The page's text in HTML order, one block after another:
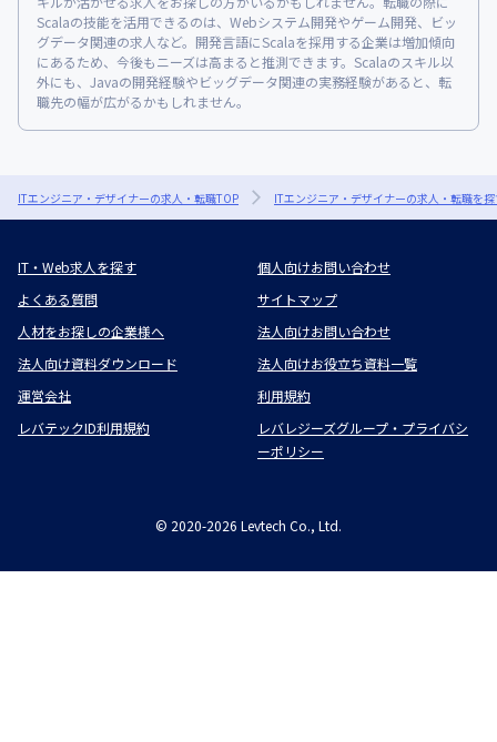
Scalaの技能を活用できるのは、Webシステム開発やゲーム開発、ビッ
グデータ関連の求人など。開発言語にScalaを採用する企業は増加傾向
にあるため、今後もニーズは高まると推測できます。Scalaのスキル以
外にも、Javaの開発経験やビッグデータ関連の実務経験があると、転
職先の幅が広がるかもしれません。
ITエンジニア・デザイナーの求人・転職TOP ITエンジニア・デザイナーの求人・転職を
IT・Web求人を探す
個人向けお問い合わせ
よくある質問
サイトマップ
人材をお探しの企業様へ
法人向けお問い合わせ
法人向け資料ダウンロード
法人向けお役立ち資料一覧
運営会社
利用規約
レバテックID利用規約
レバレジーズグループ・プライバシ
ーポリシー
© 2020-2026 Levtech Co., Ltd.